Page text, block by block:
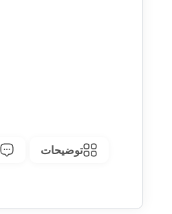
توضیحات